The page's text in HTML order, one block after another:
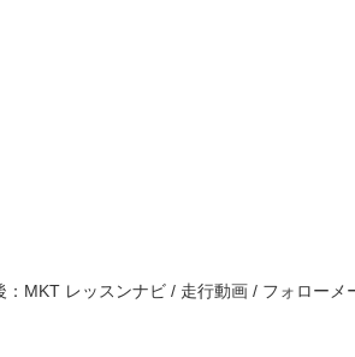
MKT レッスンナビ / 走行動画 / フォローメ